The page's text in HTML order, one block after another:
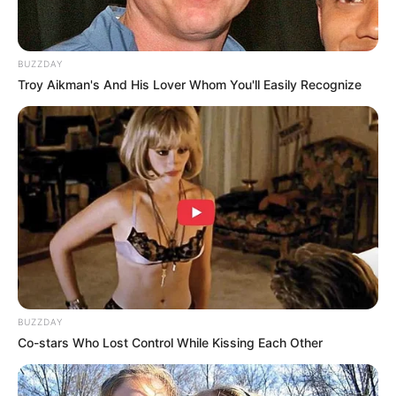
bertajuk
30 Hari Mencari Cintasebagai Barbara pada tahun
2004.
Pernah membintangi film horor Bernapas Dalam Kubur
. Ia
Kasus video dirinya dengan Ariel Noah sempat membuat
kariernya terpuruk dan membuat ia hiatus dari dunia hiburan
beberapa lama sebelum ia kembali ke dunia hiburan.
Pada awal Juni 2010 tersandung skandal video dewasa antara
dirinya dengan kekasihnya saat itu yaitu Ariel.
Selain berkarir di bidang akting dan model, ia juga mempunyai
clothing line yang dinamakan Luna Habit dibawah PT Ritel
Luna Makmur
Pada pertengahan tahun 2016 ia mendapatkan kesempatan
bermain di Hollywood, Amerika Serikat dalam film drama
horrorDevil’s Whisperyang rilis pada tahun 2017. Di film ini,
BUZZDAY
Troy Aikman's And His Lover Whom You'll Easily Recognize
BUZZDAY
Co-stars Who Lost Control While Kissing Each Other